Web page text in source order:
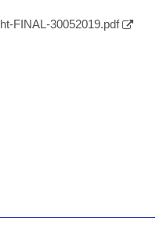
FINAL-30052019.pdf